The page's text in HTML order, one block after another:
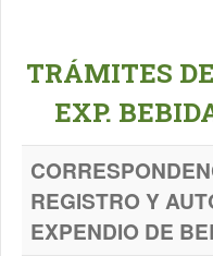
TRÁMITES
EXP.
REGISTRO Y
EXPENDIO DE